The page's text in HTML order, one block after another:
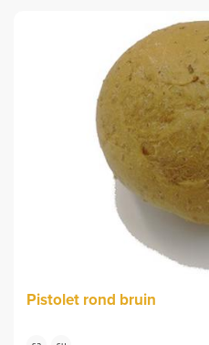
Pistolet rond bruin